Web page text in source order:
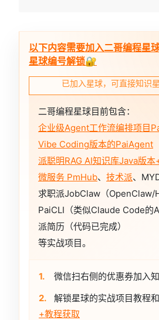
以下内容需要加入二哥编程星
星球编号解锁🔐
已加入星球，可直接知识
二哥编程星球目前包含：
企业级Agent工作流编排项目
Vibe Coding版本的PaiAgent
派聪明RAG AI知识库Java版本
微服务 PmHub、 技术派、
求职派JobClaw（OpenClaw/
PaiCLI（类似Claude Code的
派简历（代码已完成）
等实战项目。
1.
微信扫右侧的优惠券加入
2.
解锁星球的实战项目教程
+教程获取